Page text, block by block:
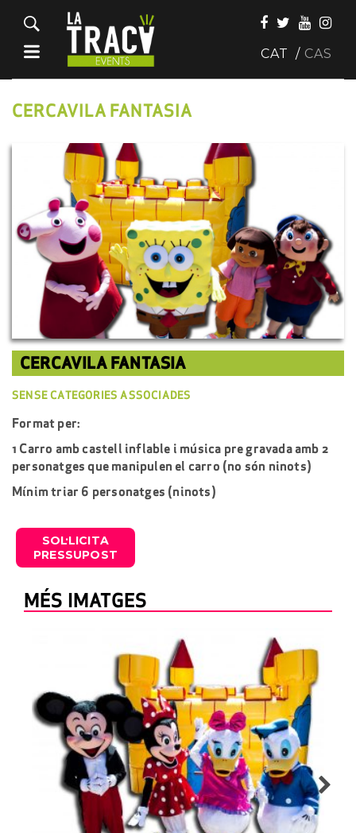
CAT CAS
CERCAVILA FANTASIA
CERCAVILA FANTASIA
SENSE CATEGORIES ASSOCIADES
Format per:
1 Carro amb castell inflable i música pre gravada amb 2
personatges que manipulen el carro (no són ninots)
Mínim triar 6 personatges (ninots)
SOL·LICITA
PRESSUPOST
MÉS IMATGES